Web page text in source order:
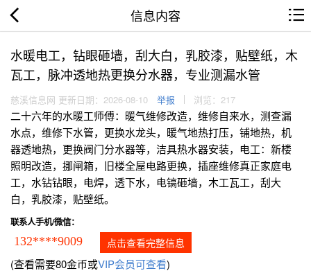
信息内容
水暖电工，钻眼砸墙，刮大白，乳胶漆，贴壁纸，木
瓦工，脉冲透地热更换分水器，专业测漏水管
慈溪信息网 更新日期：2026-08-10 举报 浏览：217
二十六年的水暖工师傅：暖气维修改造，维修自来水，测查漏
水点，维修下水管，更换水龙头，暖气地热打压，铺地热，机
器透地热，更换阀门分水器等，洁具热水器安装，电工：新楼
照明改造，挪闸箱，旧楼全屋电路更换，插座维修真正家庭电
工，水钻钻眼，电焊，透下水，电镐砸墙，木工瓦工，刮大
白，乳胶漆，贴壁纸。
联系人手机/微信：
132****9009 点击查看完整信息
(查看需要80金币或VIP会员可查看)